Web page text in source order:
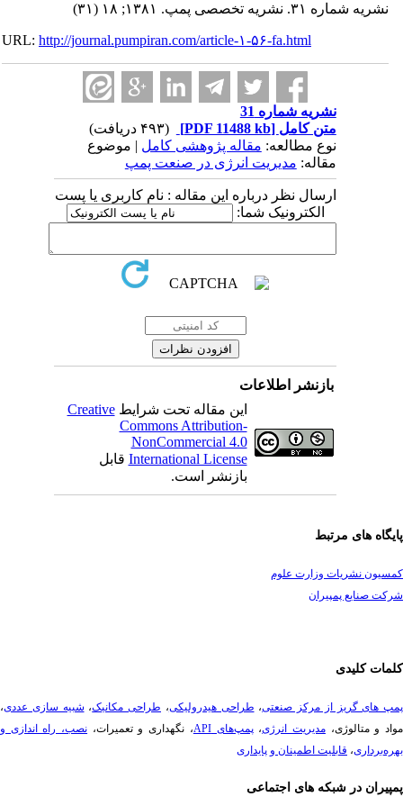
نشریه شماره ۳۱. نشریه تخصصی پمپ. ۱۳۸۱; ۱۸ (۳۱)
URL:http://journal.pumpiran.com/article-۱-۵۶-fa.html
نشریه شماره 31
متن کامل[PDF 11488 kb]
نوع مطالعه:مقاله پژوهشی کامل| موضوع
مقاله:مدیریت انرژی در صنعت پمپ
ارسال نظر درباره این مقاله : نام کاربری یا پست
الکترونیک شما:
بازنشر اطلاعات
این مقاله تحت شرایطCreative
Commons Attribution-
NonCommercial 4.0
International Licenseقابل
بازنشر است.
های مرتبط
نشریات وزارت علوم
صنایع پمپیران
کلیدی
های گریز از مرکز صنعتی، طراحی هیدرولیکی، طراحی مکانیک،شبیه سازی عددی،
و متالوژی،مدیریت انرژی،پمپ‌های API ، نگهداری و تعمیرات،نصب، راه ­اندازی و
،قابلیت اطمینان و پایداری
در شبکه های اجتماعی